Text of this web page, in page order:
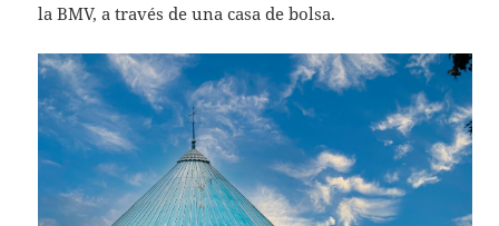
la BMV, a través de una casa de bolsa.